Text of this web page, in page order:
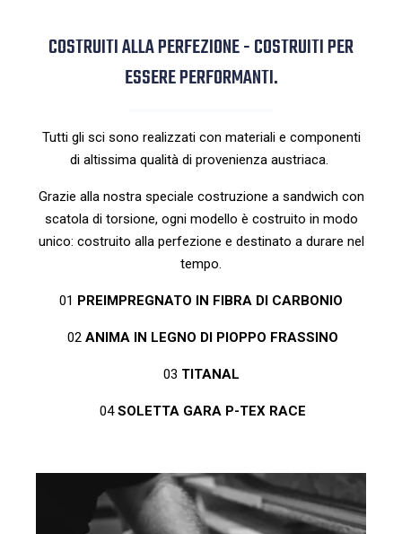
COSTRUITI ALLA PERFEZIONE - COSTRUITI PER
ESSERE PERFORMANTI.
Tutti gli sci sono realizzati con materiali e componenti
di altissima qualità di provenienza austriaca.
Grazie alla nostra speciale costruzione a sandwich con
scatola di torsione, ogni modello è costruito in modo
unico: costruito alla perfezione e destinato a durare nel
tempo.
01 PREIMPREGNATO IN FIBRA DI CARBONIO
02 ANIMA IN LEGNO DI PIOPPO FRASSINO
03 TITANAL
04SOLETTA GARA P-TEX RACE